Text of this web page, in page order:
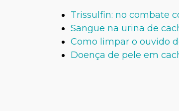
Trissulfin: no combate
Sangue na urina de
Como limpar o ouvido
Doença de pele em